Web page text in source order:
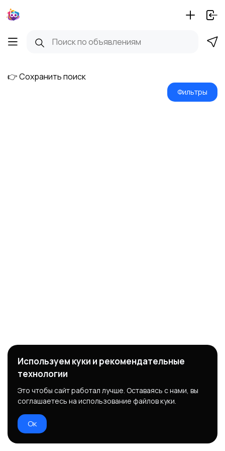
👉 Сохранить поиск
Фильтры
Используем куки и рекомендательные
технологии
Это чтобы сайт работал лучше. Оставаясь с нами, вы
соглашаетесь на использование файлов куки.
Ок